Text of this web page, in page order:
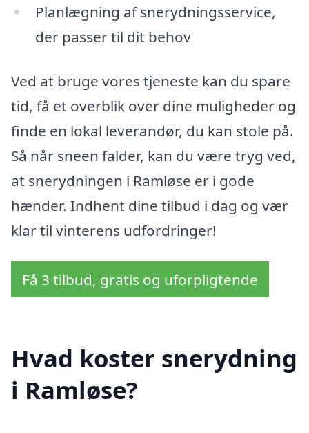
Planlægning af snerydningsservice,
der passer til dit behov
Ved at bruge vores tjeneste kan du spare
tid, få et overblik over dine muligheder og
finde en lokal leverandør, du kan stole på.
Så når sneen falder, kan du være tryg ved,
at snerydningen i Ramløse er i gode
hænder. Indhent dine tilbud i dag og vær
klar til vinterens udfordringer!
Få 3 tilbud, gratis og uforpligtende
Hvad koster snerydning
i Ramløse?